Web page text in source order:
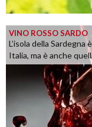
VINO ROSSO SARDO
L’isola della Sardegna
Italia, ma è anche